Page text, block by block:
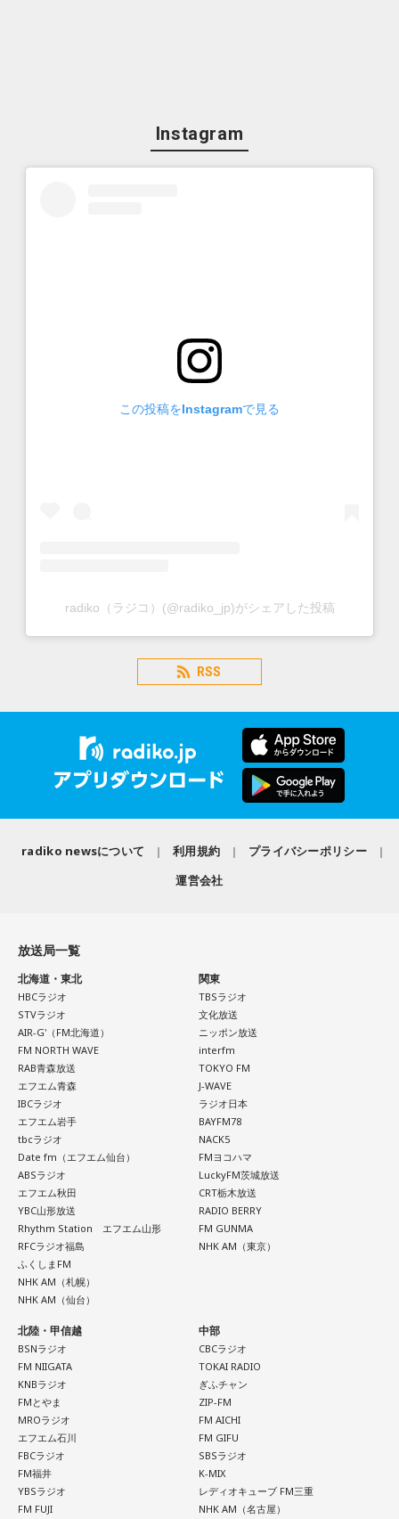
Instagram
この投稿をInstagramで見る
radiko（ラジコ）(@radiko_jp)がシェアした投稿
RSS
radiko newsについて 利用規約
プライバシーポリシー
運営会社
放送局一覧
北海道・東北
HBCラジオ
STVラジオ
AIR-G'（FM北海道）
FM NORTH WAVE
RAB青森放送
エフエム青森
IBCラジオ
エフエム岩手
tbcラジオ
Date fm（エフエム仙台）
ABSラジオ
エフエム秋田
YBC山形放送
Rhythm Station エフエム山形
RFCラジオ福島
ふくしまFM
NHK AM（札幌）
NHK AM（仙台）
関東
TBSラジオ
文化放送
ニッポン放送
interfm
TOKYO FM
J-WAVE
ラジオ日本
BAYFM78
NACK5
FMヨコハマ
LuckyFM茨城放送
CRT栃木放送
RADIO BERRY
FM GUNMA
NHK AM（東京）
北陸・甲信越
BSNラジオ
FM NIIGATA
KNBラジオ
FMとやま
MROラジオ
エフエム石川
FBCラジオ
FM福井
YBSラジオ
FM FUJI
中部
CBCラジオ
TOKAI RADIO
ぎふチャン
ZIP-FM
FM AICHI
FM GIFU
SBSラジオ
K-MIX
レディオキューブ FM三重
NHK AM（名古屋）